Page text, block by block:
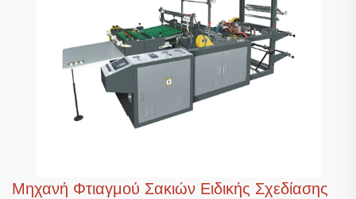
Μηχανή Φτιαγμού Σακιών Ειδικής Σχεδίασης